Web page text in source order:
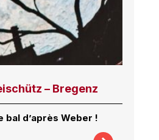
– Bregenz
bal d’après Weber !